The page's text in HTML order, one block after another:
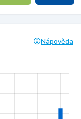
Nápověda